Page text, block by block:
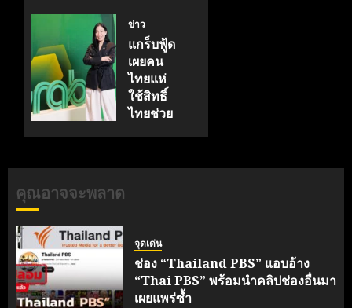
| เที่ยง
ทันข่าว
กรกฎาคม
25, 2026
0
ข่าว
แกร็บฟู้ด
เผยคน
ไทยแห่
ใช้สิทธิ์
ไทยช่วย
สร้าง
ครึ่งเดือน
กรกฎาคม
3, 2026
คุณอาจจะพลาด
จุดเด่น
ช่อง “Thailand PBS” แอบอ้าง
“Thai PBS” พร้อมนำคลิปช่องอื่นมา
เผยแพร่ซ้ำ